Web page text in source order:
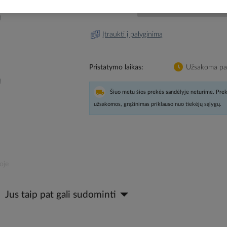
Įtraukti į palyginimą
Pristatymo laikas Užsakoma
Šiuo metu šios prekės sandėlyje neturime.
užsakomos, grąžinimas priklauso nuo tiekėjų sąlygų.
Jus taip pat gali sudominti